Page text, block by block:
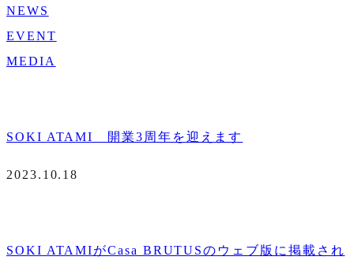
NEWS
EVENT
MEDIA
SOKI ATAMI 開業3周年を迎えます
2023.10.18
SOKI ATAMIがCasa BRUTUSのウェブ版に掲載され